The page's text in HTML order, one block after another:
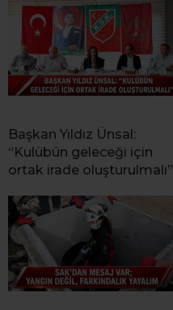
Başkan Yıldız Ünsal:
“Kulübün geleceği için
ortak irade oluşturulmalı”